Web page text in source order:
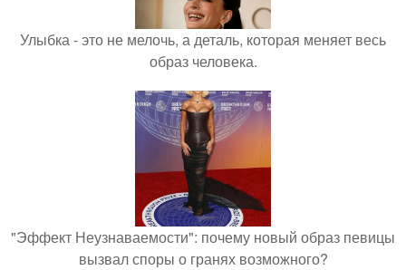
Улыбка - это не мелочь, а деталь, которая меняет весь
образ человека.
"Эффект Неузнаваемости": почему новый образ певицы
вызвал споры о гранях возможного?